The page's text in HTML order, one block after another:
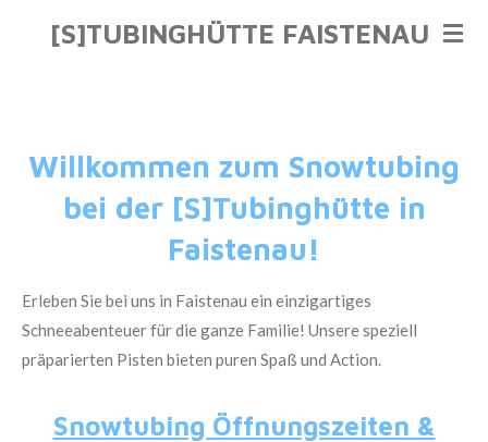
[S]TUBINGHÜTTE FAISTENAU
Willkommen zum Snowtubing
bei der [S]Tubinghütte in
Faistenau!
Erleben Sie bei uns in Faistenau ein einzigartiges
Schneeabenteuer für die ganze Familie! Unsere speziell
präparierten Pisten bieten puren Spaß und Action.
Snowtubing Öffnungszeiten &